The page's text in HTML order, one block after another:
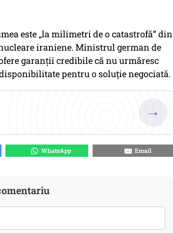
este „la milimetri de o catastrofă” din
iraniene. Ministrul german de
garanții credibile că nu urmăresc
pentru o soluție negociată.
→
WhatsApp Email